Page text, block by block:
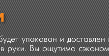
упакован и
руки. Вы ощутимо